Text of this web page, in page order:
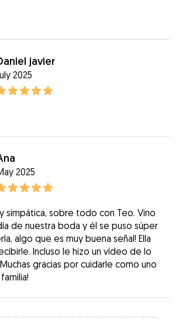
javier
2025
2025
simpática, sobre todo con Teo. Vino
de nuestra boda y él se puso súper
algo que es muy buena señal! Ella
Incluso le hizo un vídeo de lo
gracias por cuidarle como uno